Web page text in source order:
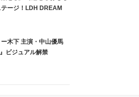
ージ！LDH DREAM
木下 主演・中山優馬
ビジュアル解禁